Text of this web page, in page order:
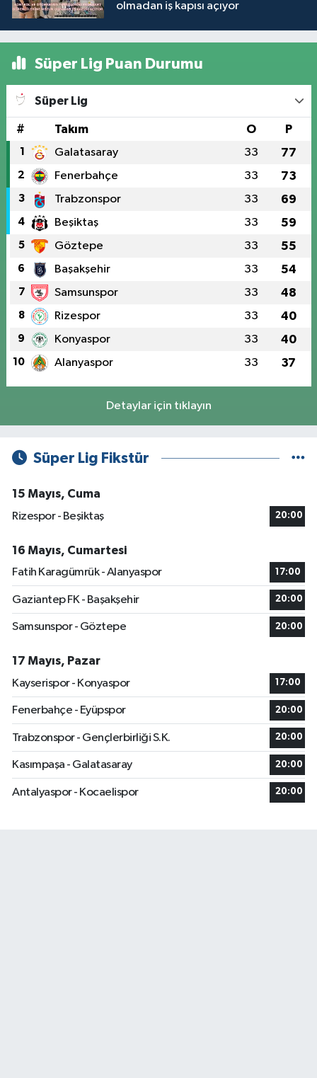
olmadan iş kapısı açıyor
Süper Lig Puan Durumu
Süper Lig
# Takım O P
1 Galatasaray 33 77
2 Fenerbahçe 33 73
3 Trabzonspor 33 69
4 Beşiktaş 33 59
5 Göztepe 33 55
6 Başakşehir 33 54
7 Samsunspor 33 48
8 Rizespor 33 40
9 Konyaspor 33 40
10 Alanyaspor 33 37
Detaylar için tıklayın
Süper Lig Fikstür
15 Mayıs, Cuma
Rizespor - Beşiktaş
20:00
16 Mayıs, Cumartesi
Fatih Karagümrük - Alanyaspor
17:00
Gaziantep FK - Başakşehir 20:00
Samsunspor - Göztepe 20:00
17 Mayıs, Pazar
Kayserispor - Konyaspor
17:00
Fenerbahçe - Eyüpspor 20:00
Trabzonspor - Gençlerbirliği S.K. 20:00
Kasımpaşa - Galatasaray 20:00
Antalyaspor - Kocaelispor 20:00